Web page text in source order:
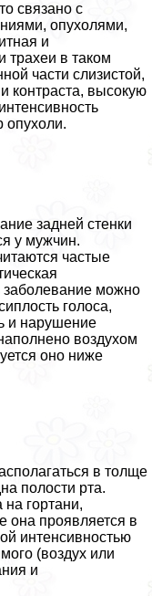
связано с
опухолями,
и
трахеи в таком
части слизистой,
контраста, высокую
опухоли.
задней стенки
у мужчин.
частые
заболевание можно
голоса,
и нарушение
воздухом
оно ниже
в толще
полости рта.
гортани,
она проявляется в
интенсивностью
(воздух или
и